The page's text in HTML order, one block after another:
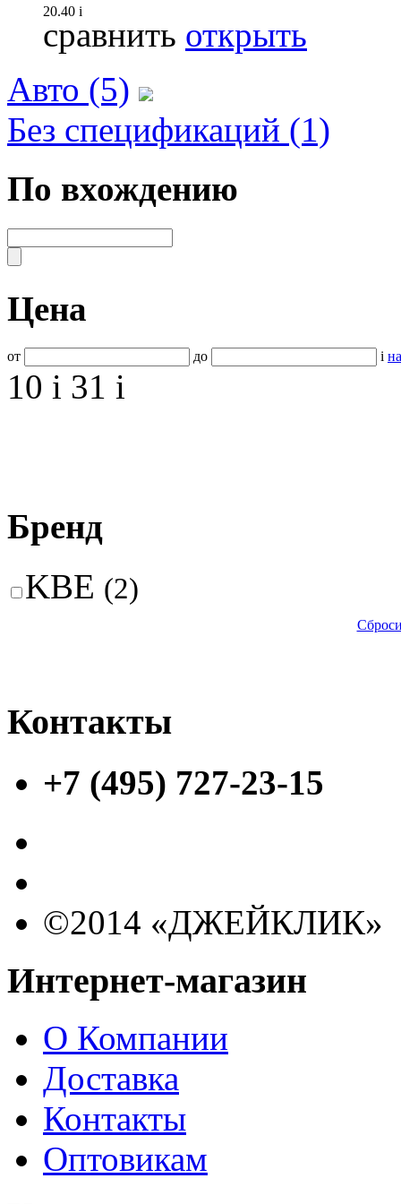
20.40 i
сравнить открыть
Авто (5)
Без спецификаций (1)
По вхождению
Цена
от до i
10 i 31 i
Бренд
KBE (2)
Контакты
+7 (495) 727-23-15
©2014 «ДЖЕЙКЛИК»
Интернет-магазин
О Компании
Доставка
Контакты
Оптовикам